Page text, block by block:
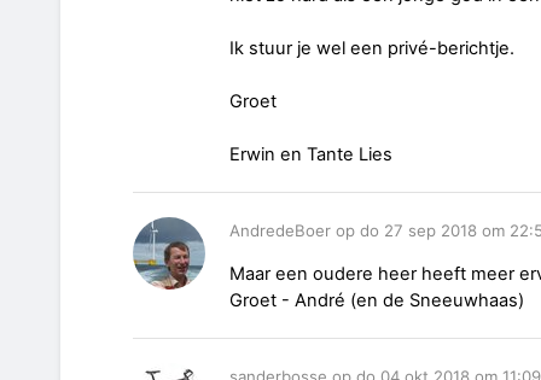
Ik stuur je wel een privé-berichtje.
Groet
Erwin en Tante Lies
AndredeBoer op do 27 sep 2018 om
Maar een oudere heer heeft meer
Groet - André (en de Sneeuwhaas)
sanderbosse op do 04 okt 2018 om 11:09